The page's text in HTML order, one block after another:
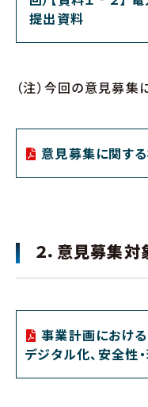
提出資料
（注）今回の意見募
意見募集に関す
２．意見募集対
事業計画におけ
デジタル化、安全性